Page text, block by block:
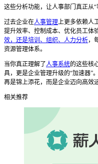
这些分析功能，让人事部门真正从
过去企业在人事管理上更多依赖人
提升效率、控制成本、优化员工体
效，还是培训、组织、人力分析，
资源管理体系。
当你真正理解了人事系统的这些核
具，更是企业管理升级的“加速器”
再是锦上添花，而是企业迈向高效
相关推荐